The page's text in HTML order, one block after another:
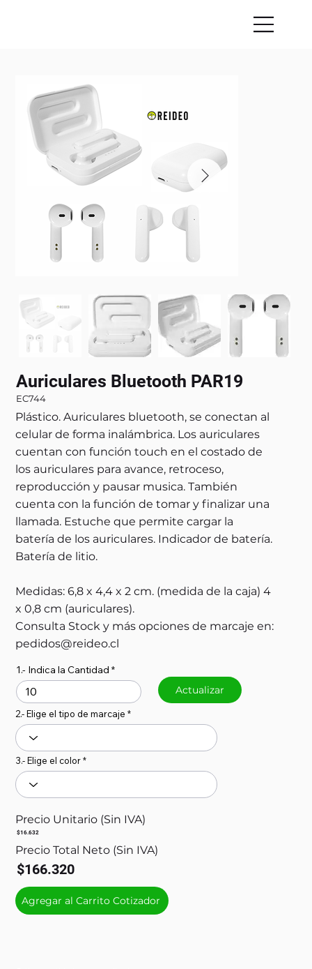
Auriculares Bluetooth PAR19
EC744
Plástico. Auriculares bluetooth, se conectan al
celular de forma inalámbrica. Los auriculares
cuentan con función touch en el costado de
los auriculares para avance, retroceso,
reproducción y pausar musica. También
cuenta con la función de tomar y finalizar una
llamada. Estuche que permite cargar la
batería de los auriculares. Indicador de batería.
Batería de litio.
Medidas: 6,8 x 4,4 x 2 cm. (medida de la caja) 4
x 0,8 cm (auriculares).
Consulta Stock y más opciones de marcaje en:
pedidos@reideo.cl
1.- Indica la Cantidad
Actualizar
2.- Elige el tipo de marcaje
3.- Elige el color
Precio Unitario (Sin IVA)
$16.632
Precio Total Neto (Sin IVA)
$166.320
Agregar al Carrito Cotizador